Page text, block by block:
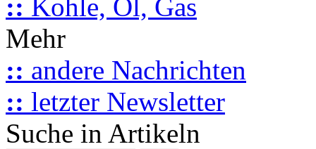
:: Kohle, Öl, Gas
Mehr
:: andere Nachrichten
:: letzter Newsletter
Suche in Artikeln